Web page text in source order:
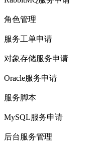
角色管理
服务工单申请
对象存储服务申请
Oracle服务申请
服务脚本
MySQL服务申请
后台服务管理